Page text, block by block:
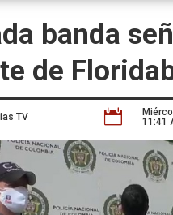
banda
de
TV 
11:41